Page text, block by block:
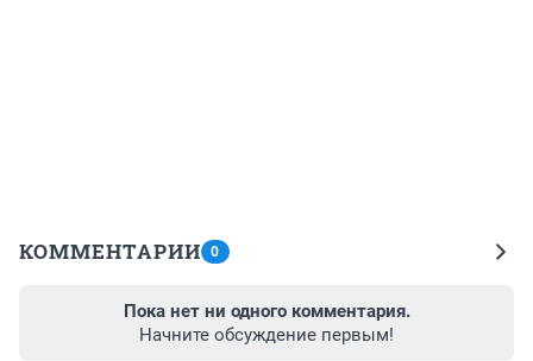
КОММЕНТАРИИ 0
Пока нет ни одного комментария.
Начните обсуждение первым!